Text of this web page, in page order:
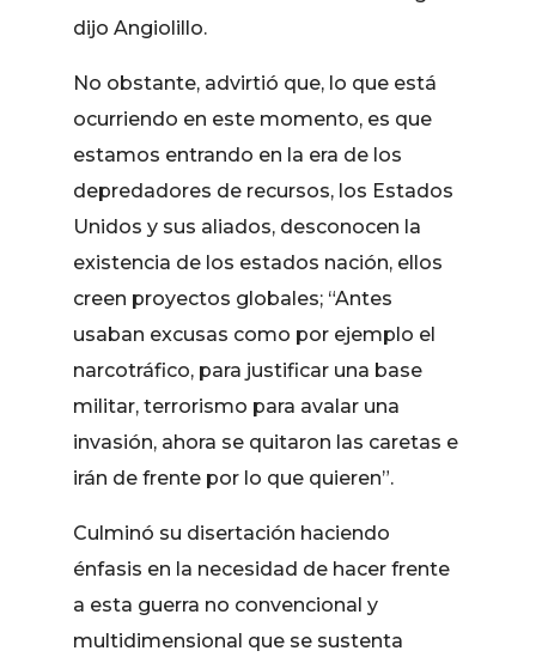
dijo Angiolillo.
No obstante, advirtió que, lo que está
ocurriendo en este momento, es que
estamos entrando en la era de los
depredadores de recursos, los Estados
Unidos y sus aliados, desconocen la
existencia de los estados nación, ellos
creen proyectos globales; “Antes
usaban excusas como por ejemplo el
narcotráfico, para justificar una base
militar, terrorismo para avalar una
invasión, ahora se quitaron las caretas e
irán de frente por lo que quieren”.
Culminó su disertación haciendo
énfasis en la necesidad de hacer frente
a esta guerra no convencional y
multidimensional que se sustenta